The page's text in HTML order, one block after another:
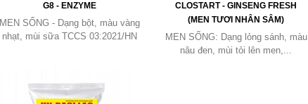
G8 - ENZYME
MEN SỐNG - Dạng bột, màu vàng
nhạt, mùi sữa TCCS 03:2021/HN
CLOSTART - GINSENG FRESH
(MEN TƯƠI NHÂN SÂM)
MEN SỐNG: Dạng lỏng sánh, màu
nâu đen, mùi tỏi lên men,...